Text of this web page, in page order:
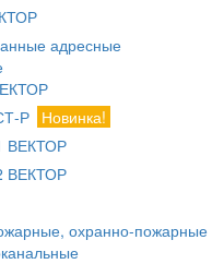
адресные
Р Новинка!
ВЕКТОР
ВЕКТОР
охранно-пожарные